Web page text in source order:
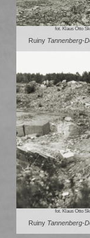
fot. Klaus Otto
Ruiny Tannenberg-
fot. Klaus Otto
Ruiny Tannenberg-